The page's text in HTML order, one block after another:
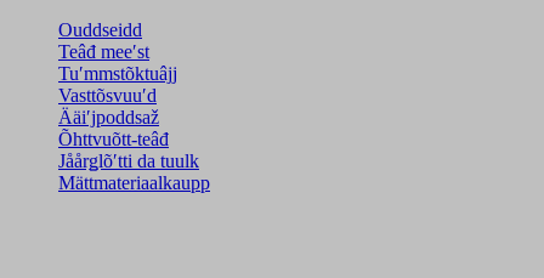
Ouddseidd
Teâđ meeʹst
Tuʹmmstõktuâjj
Vasttõsvuuʹd
Ääiʹjpoddsaž
Õhttvuõtt-teâđ
Jåårǥlõʹtti da tuulk
Mättmateriaalkaupp